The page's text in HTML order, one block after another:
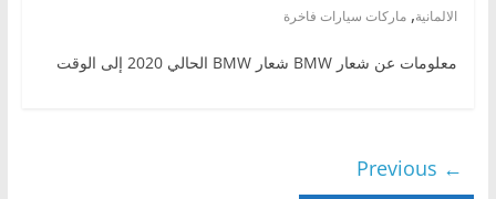
الالمانية, ماركات سيارات فاخرة
معلومات عن شعار BMW شعار BMW الحالي 2020 إلى الوقت
← Previous